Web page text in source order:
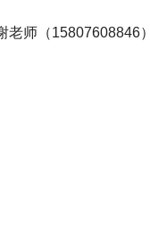
师（15807608846）